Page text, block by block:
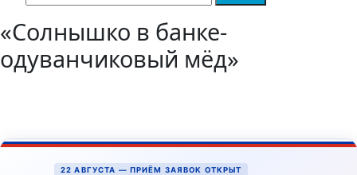
«Солнышко в банке-
одуванчиковый мёд»
22 АВГУСТА — ПРИЁМ ЗАЯВОК ОТКРЫТ